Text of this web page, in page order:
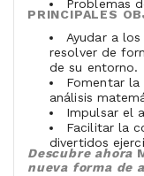
Problemas
PRINCIPALES
Ayudar a
resolver de
de su entorno.
Fomentar la
análisis
Impulsar el
Facilitar la
divertidos
Descubre ahora
nueva forma de